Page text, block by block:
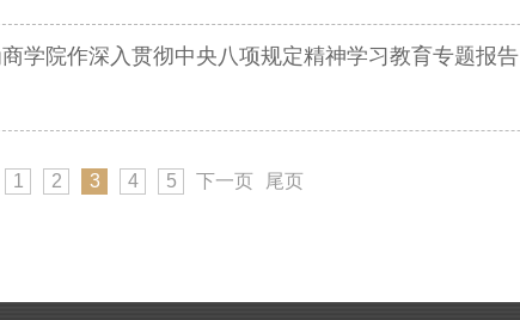
院作深入贯彻中央八项规定精神学习教育专题报告
1 2 3 4 5 下一页 尾页